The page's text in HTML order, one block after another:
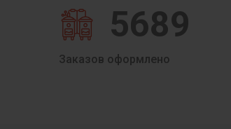
5689
Заказов оформлено